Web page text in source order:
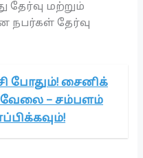
தேர்வு மற்றும்
நபர்கள் தேர்வு
போதும்! சைனிக்
வேலை – சம்பளம்